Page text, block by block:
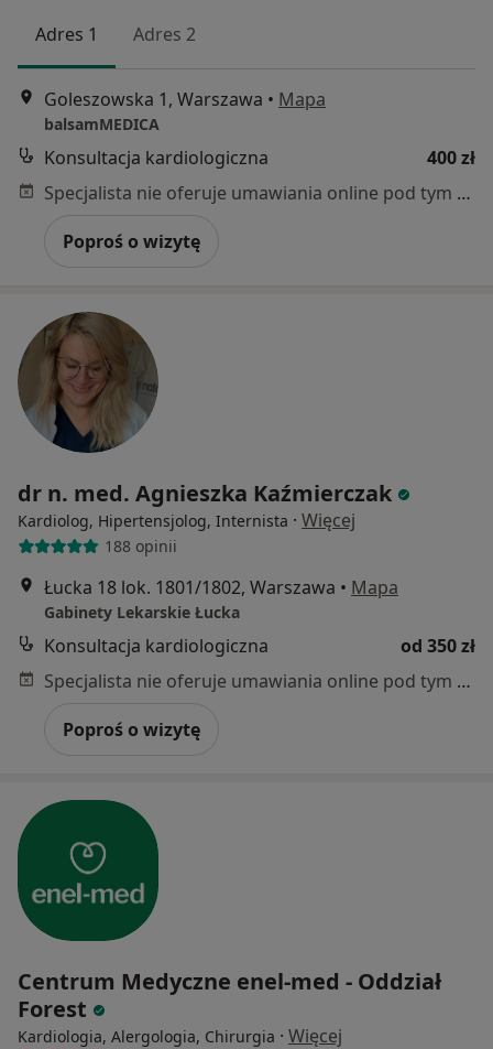
Adres 1 Adres 2
Goleszowska 1, Warszawa • Mapa
balsamMEDICA
Konsultacja kardiologiczna
400 zł
Specjalista nie oferuje umawiania online pod tym adresem.
Poproś o wizytę
dr n. med. Agnieszka Kaźmierczak
Kardiolog, Hipertensjolog, Internista · Więcej
188 opinii
Łucka 18 lok. 1801/1802, Warszawa • Mapa
Gabinety Lekarskie Łucka
Konsultacja kardiologiczna
od 350 zł
Specjalista nie oferuje umawiania online pod tym adresem.
Poproś o wizytę
Centrum Medyczne enel-med - Oddział
Forest
Kardiologia, Alergologia, Chirurgia · Więcej